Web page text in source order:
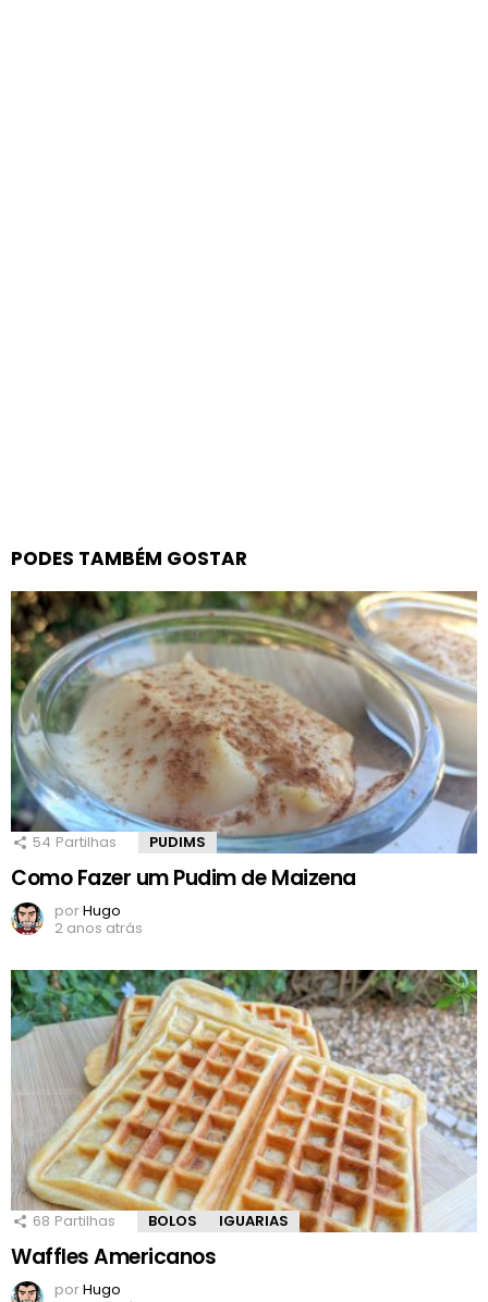
PODES TAMBÉM GOSTAR
54 Partilhas PUDIMS
Como Fazer um Pudim de Maizena
porHugo
2 anos atrás
68 Partilhas BOLOS IGUARIAS
Waffles Americanos
porHugo